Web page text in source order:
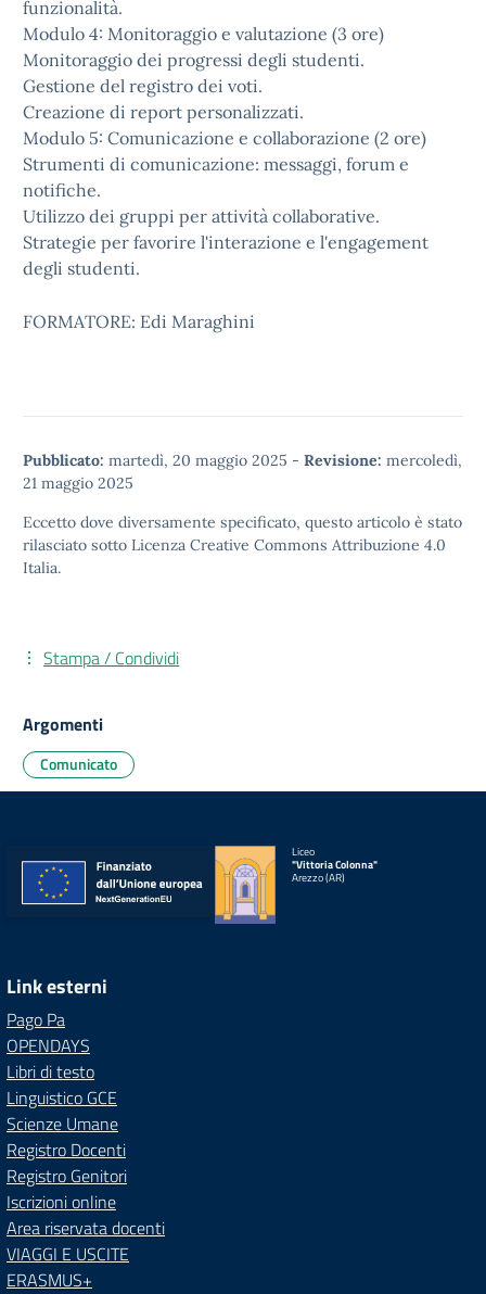
funzionalità.
Modulo 4: Monitoraggio e valutazione (3 ore)
Monitoraggio dei progressi degli studenti.
Gestione del registro dei voti.
Creazione di report personalizzati.
Modulo 5: Comunicazione e collaborazione (2 ore)
Strumenti di comunicazione: messaggi, forum e
notifiche.
Utilizzo dei gruppi per attività collaborative.
Strategie per favorire l'interazione e l'engagement
degli studenti.
FORMATORE: Edi Maraghini
Pubblicato: martedì, 20 maggio 2025 - Revisione: mercoledì,
21 maggio 2025
Eccetto dove diversamente specificato, questo articolo è stato
rilasciato sotto Licenza Creative Commons Attribuzione 4.0
Italia.
Stampa / Condividi
Argomenti
Comunicato
Liceo
"Vittoria Colonna"
Arezzo (AR)
Link esterni
Pago Pa
OPENDAYS
Libri di testo
Linguistico GCE
Scienze Umane
Registro Docenti
Registro Genitori
Iscrizioni online
Area riservata docenti
VIAGGI E USCITE
ERASMUS+